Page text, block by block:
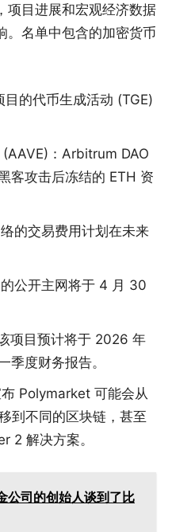
项目进展和宏观经济数据
。名单中包含的加密货币
的代币生成活动 (TGE)
：Arbitrum DAO
客攻击后冻结的 ETH 资
的交易费用计划在未来
公开主网将于 4 月 30
项目预计将于 2026 年
度财务报告。
Polymarket 可能会从
到不同的区块链，甚至
2 解决方案。
公司的创始人谈到了比